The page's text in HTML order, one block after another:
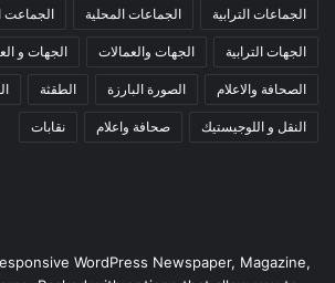
الجماعات الترابية الجماعات المحلية الجماعت
الجهات الترابية الجهات والعمالات الجهات و
الصحافة والاعلام الصورة البارزة الطقثة
النقل و اللوجيستيك صحافة واعلام نقابات
WordPress Newspaper, Magazine,